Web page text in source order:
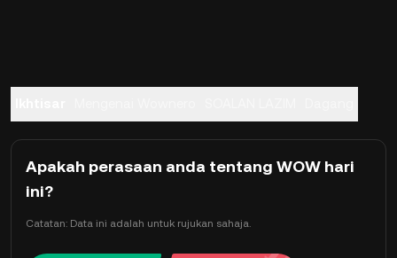
Apakah perasaan anda tentang WOW hari
ini?
Catatan: Data ini adalah untuk rujukan sahaja.